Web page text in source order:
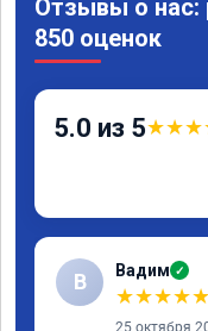
Отзывы о нас:
850 оценок
5.0 из 5★★★
В Вадим ✓
★★★★★
25 октября